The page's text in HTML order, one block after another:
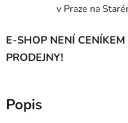
v Praze na
E-SHOP NENÍ
PRODEJNY!
Popis